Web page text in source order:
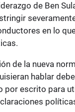
de Ben
en lo
de la nueva
hablar
por escrito para